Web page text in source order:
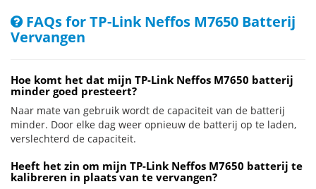
FAQs for TP-Link Neffos M7650 Batterij
Vervangen
Hoe komt het dat mijn TP-Link Neffos M7650 batterij
minder goed presteert?
Naar mate van gebruik wordt de capaciteit van de batterij
minder. Door elke dag weer opnieuw de batterij op te laden,
verslechterd de capaciteit.
Heeft het zin om mijn TP-Link Neffos M7650 batterij te
kalibreren in plaats van te vervangen?